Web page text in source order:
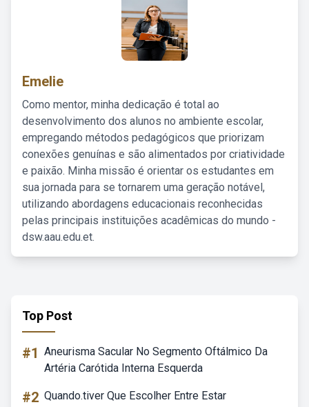
Emelie
Como mentor, minha dedicação é total ao
desenvolvimento dos alunos no ambiente escolar,
empregando métodos pedagógicos que priorizam
conexões genuínas e são alimentados por criatividade
e paixão. Minha missão é orientar os estudantes em
sua jornada para se tornarem uma geração notável,
utilizando abordagens educacionais reconhecidas
pelas principais instituições acadêmicas do mundo -
dsw.aau.edu.et.
Top Post
#1 Aneurisma Sacular No Segmento Oftálmico Da
Artéria Carótida Interna Esquerda
#2 Quando.tiver Que Escolher Entre Estar